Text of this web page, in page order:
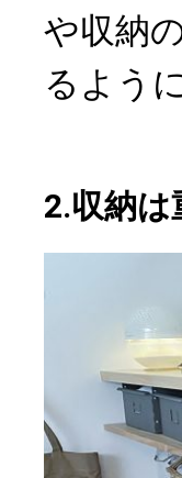
や収納
るよう
2.収納